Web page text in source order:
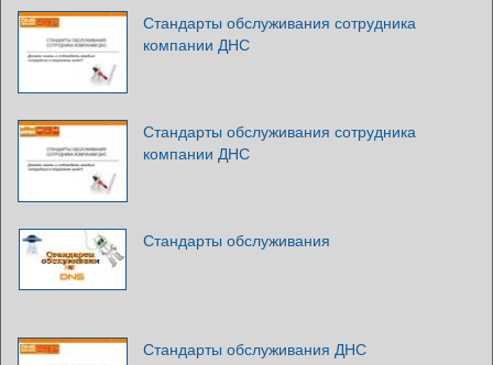
Стандарты обслуживания сотрудника
компании ДНС
Стандарты обслуживания сотрудника
компании ДНС
Стандарты обслуживания
Стандарты обслуживания ДНС